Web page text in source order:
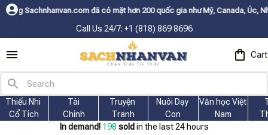
đã có mặt hơn 200 quốc gia như Mỹ, Canada, Úc, Nhật, Hàn,
Call Us 24/7: +1 (818) 869 8696
Cart
Thiếu Nhi
Cổ Tích
Tài
Chính
Truyện
Tranh
Nuôi Dạy
Con
Văn học Việt
Nam
In demand! 198 sold in the last 24 hours